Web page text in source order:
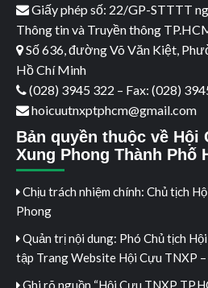
Giấy phép số: 22/GP-STTTT
Thông tin và Truyền thông
Số 636, đường Võ Văn Kiệt,
Hồ Chí Minh
(028) 3945 322 – Fax: (028)
hoicuutnxptphcm@gmail.com
Bản quyền thuộc về Hội
Xung Phong Thành Phố
Chịu trách nhiệm chính: Chủ tịch
Phong
Quản trị nội dung: Phó Chủ tịch
tập Trang Website Hội Cựu TNXP
Ghi rõ nguồn “Hội Cựu TNXP